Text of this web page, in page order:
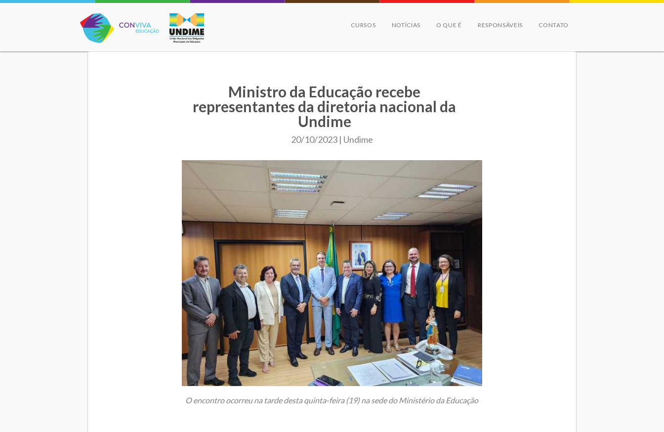
Conviva Educação
CURSOS NOTÍCIAS O QUE É RESPONSÁVEIS CONTATO
Ministro da Educação recebe
representantes da diretoria nacional da
Undime
20/10/2023 | Undime
O encontro ocorreu na tarde desta quinta-feira (19) na sede do Ministério da Educação